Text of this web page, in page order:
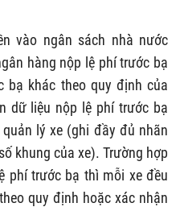
vào ngân sách nhà nước
hàng nộp lệ phí trước bạ
bạ khác theo quy định của
dữ liệu nộp lệ phí trước bạ
lý xe (ghi đầy đủ nhãn
khung của xe). Trường hợp
phí trước bạ thì mỗi xe đều
quy định hoặc xác nhận